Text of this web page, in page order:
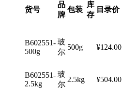
货号
品
牌
包装
库
存
目录价
B602551-
500g
玻
尔
500g ¥124.00
B602551-
2.5kg
玻
尔
2.5kg ¥504.00